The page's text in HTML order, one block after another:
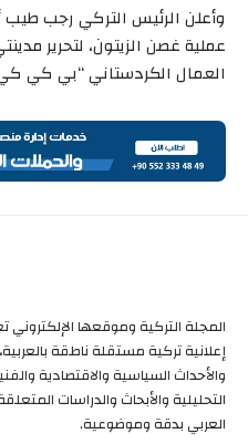
وأعلن الرئيس التركي رجب طيب
عملية غصن الزيتون، لتحرير
العمال الكردستاني “بي كي
المجلة التركية وموقعها الإلكتروني
إعلانية تركية مستقلة ناطقة
والأحداث السياسية والاقتصادية
التحليلية والأبحاث والدراسات
العربي بدقة وموضوعية.